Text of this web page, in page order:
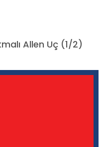
Allen Uç (1/2)